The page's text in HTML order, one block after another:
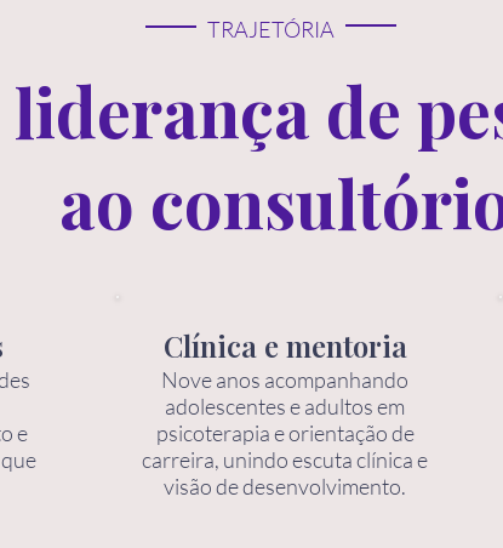
TRAJETÓRIA
de
ao
e
Clínica e mentoria
Nove anos acompanhando
adolescentes e adultos em
psicoterapia e orientação de
carreira, unindo escuta clínica e
visão de desenvolvimento.